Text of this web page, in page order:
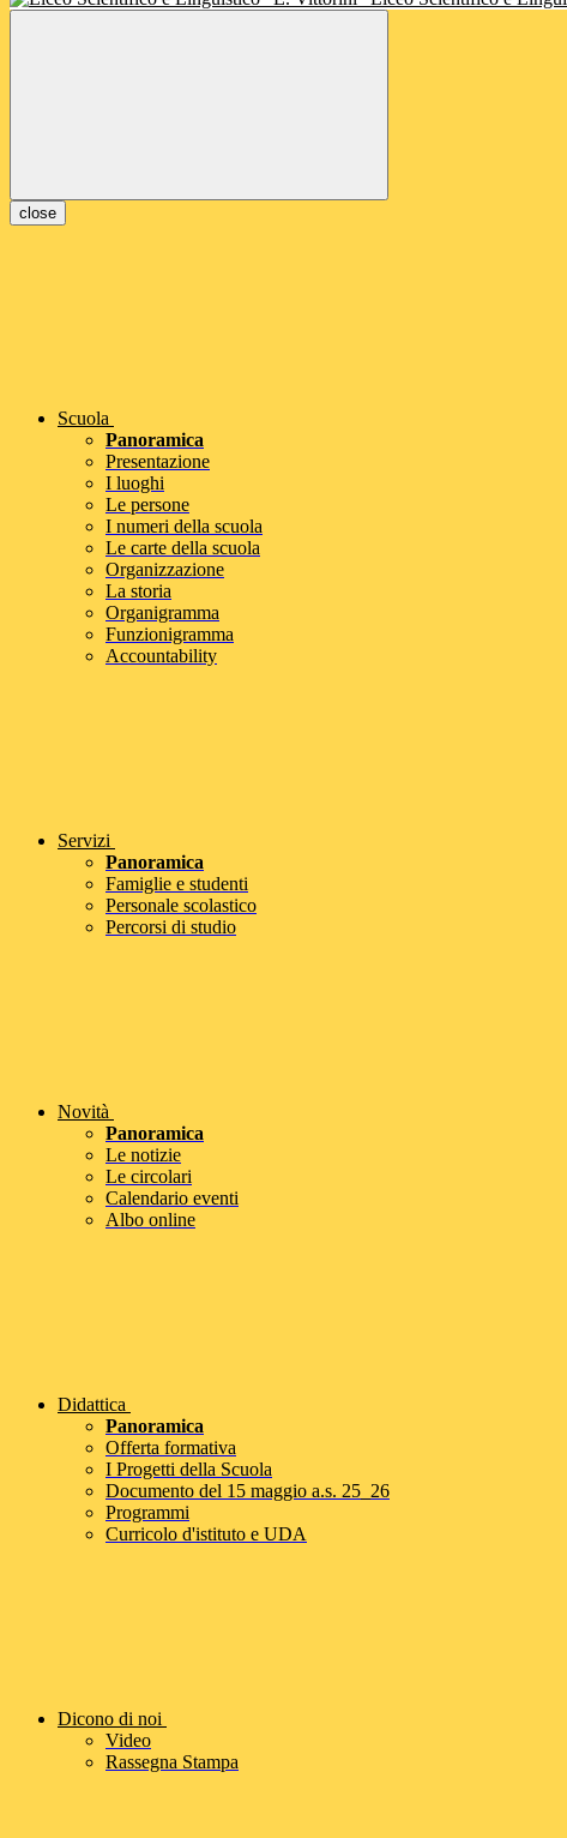
close
Scuola
Panoramica
Presentazione
I luoghi
Le persone
I numeri della scuola
Le carte della scuola
Organizzazione
La storia
Organigramma
Funzionigramma
Accountability
Servizi
Panoramica
Famiglie e studenti
Personale scolastico
Percorsi di studio
Novità
Panoramica
Le notizie
Le circolari
Calendario eventi
Albo online
Didattica
Panoramica
Offerta formativa
I Progetti della Scuola
Documento del 15 maggio a.s. 25_26
Programmi
Curricolo d'istituto e UDA
Dicono di noi
Video
Rassegna Stampa